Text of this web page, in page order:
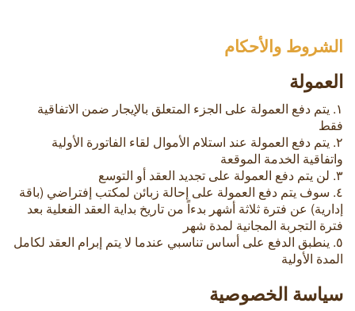
الشروط والأحكام
العمولة
١. يتم دفع العمولة على الجزء المتعلق بالإيجار ضمن الاتفاقية
فقط
٢. يتم دفع العمولة عند استلام الأموال لقاء الفاتورة الأولية
واتفاقية الخدمة الموقعة
٣. لن يتم دفع العمولة على تجديد العقد أو التوسع
٤. سوف يتم دفع العمولة على إحالة زبائن لمكتب إفتراضي (باقة
إدارية) عن فترة ثلاثة أشهر بدءاً من تاريخ بداية العقد الفعلية بعد
فترة التجربة المجانية لمدة شهر
٥. ينطبق الدفع على أساس تناسبي عندما لا يتم إبرام العقد لكامل
المدة الأولية
سياسة الخصوصية